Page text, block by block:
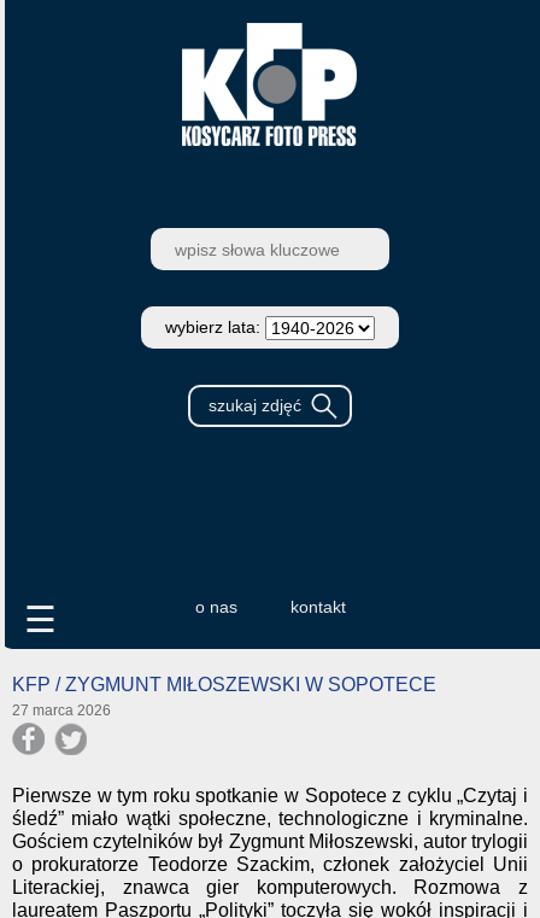
wybierz lata:
o nas kontakt
☰
KFP / ZYGMUNT MIŁOSZEWSKI W SOPOTECE
27 marca 2026
Pierwsze w tym roku spotkanie w Sopotece z cyklu „Czytaj i
śledź” miało wątki społeczne, technologiczne i kryminalne.
Gościem czytelników był Zygmunt Miłoszewski, autor trylogii
o prokuratorze Teodorze Szackim, członek założyciel Unii
Literackiej, znawca gier komputerowych. Rozmowa z
laureatem Paszportu „Polityki” toczyła się wokół inspiracji i